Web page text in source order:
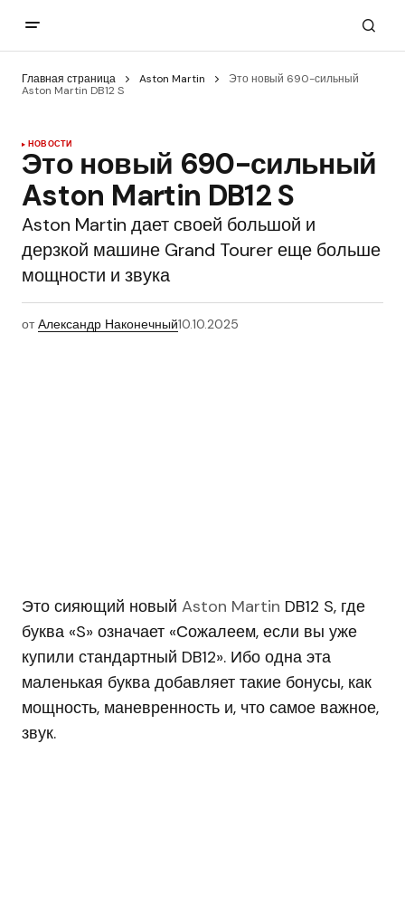
Главная страница Aston Martin
Это новый 690-сильный
Aston Martin DB12 S
НОВОСТИ
Это новый 690-сильный
Aston Martin DB12 S
Aston Martin дает своей большой и
дерзкой машине Grand Tourer еще больше
мощности и звука
от Александр Наконечный10.10.2025
Это сияющий новый Aston Martin DB12 S, где
буква «S» означает «Сожалеем, если вы уже
купили стандартный DB12». Ибо одна эта
маленькая буква добавляет такие бонусы, как
мощность, маневренность и, что самое важное,
звук.